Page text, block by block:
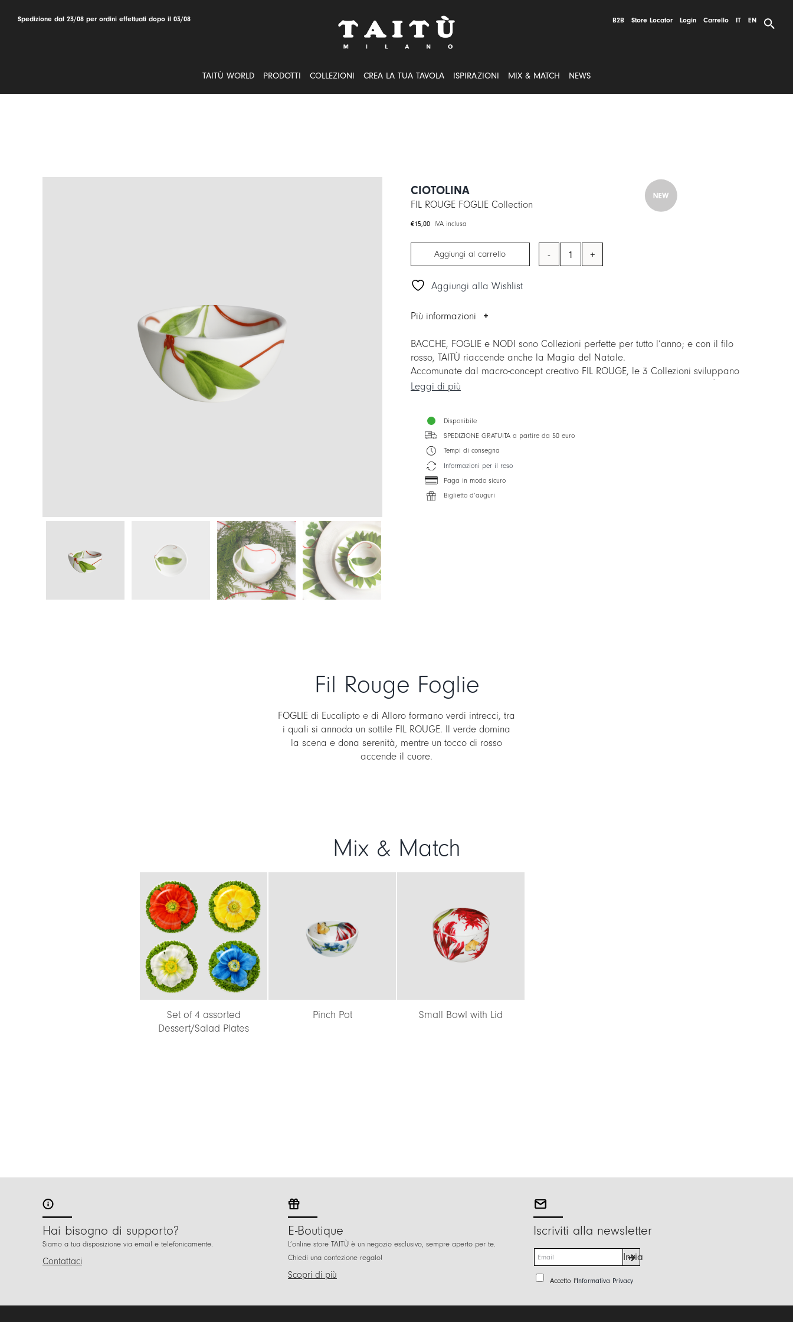
Spedizione dal 23/08 per ordini effettuati dopo il 03/08 B2B Store Locator Login Carrello IT EN
TAITÙ WORLD PRODOTTI COLLEZIONI CREA LA TUA TAVOLA ISPIRAZIONI MIX & MATCH NEWS
CIOTOLINA
FIL ROUGE FOGLIE Collection
€15,00 IVA inclusa
Ciotolina
Aggiungi al carrello
Aggiungi alla Wishlist
Più informazioni
BACCHE, FOGLIE e NODI sono Collezioni perfette per tutto l’anno; e con il filo
rosso, TAITÙ riaccende anche la Magia del Natale.
Accomunate dal macro-concept creativo FIL ROUGE, le 3 Collezioni sviluppano
nuove possibilità di Mix&Match, tra loro e con molte altre Collezioni TAITÙ.
precedente versione.
Leggi di più
Disponibile
SPEDIZIONE GRATUITA a partire da 50 euro
Tempi di consegna
Informazioni per il reso
Paga in modo sicuro
Biglietto d’auguri
Fil Rouge Foglie
FOGLIE di Eucalipto e di Alloro formano verdi intrecci, tra
i quali si annoda un sottile FIL ROUGE. Il verde domina
la scena e dona serenità, mentre un tocco di rosso
accende il cuore.
Mix & Match
Set of 4 assorted
Dessert/Salad Plates
Pinch Pot Small Bowl with Lid
Hai bisogno di supporto?
Siamo a tua disposizione via email e telefonicamente.
Contattaci
E-Boutique
L’online store TAITÙ è un negozio esclusivo, sempre aperto per te.
Chiedi una confezione regalo!
Scopri di più
Iscriviti alla newsletter
m
a
P
Accetto l'Informativa Privacy
Invia